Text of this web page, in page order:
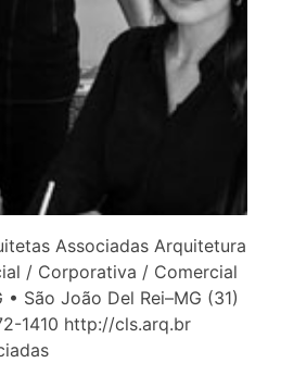
Arquitetura
/ Corporativa / Comercial
São João Del Rei–MG (31)
1410 http://cls.arq.br